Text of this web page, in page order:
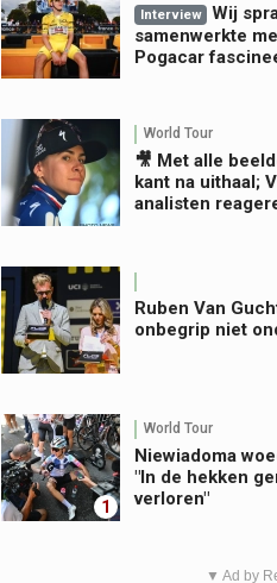
Interview
Wij
samenwerkte
Pogacar
World Tour
🎥 Met alle
kant na uithaal;
analisten
Ruben Van
onbegrip niet
1
World Tour
Niewiadoma
"In de hekken
verloren"
▼ Ad by